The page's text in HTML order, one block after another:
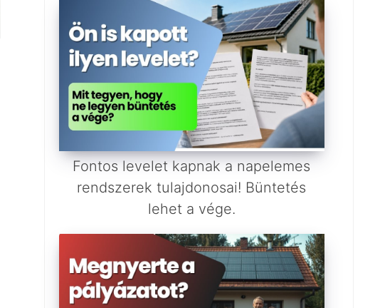
Fontos levelet kapnak a napelemes
rendszerek tulajdonosai! Büntetés
lehet a vége.